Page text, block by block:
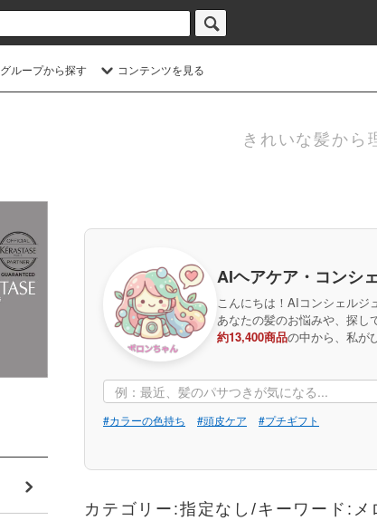
グループから探す コンテンツを見る
きれいな髪から
AIヘアケア・コンシ
こんにちは！AIコンシェルジ
あなたの髪のお悩みや、探し
約13,400商品の中から、私が
#カラーの色持ち #頭皮ケア #プチギフト
カテゴリー:指定なし/キーワード:メ